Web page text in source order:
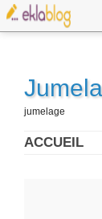
jumelage
ACCUEIL